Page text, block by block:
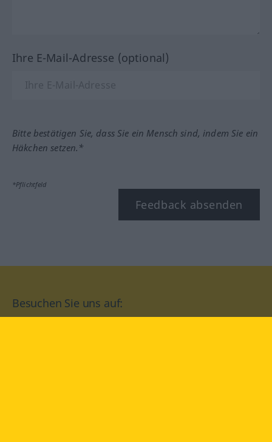
Ihre E-Mail-Adresse (optional)
Bitte bestätigen Sie, dass Sie ein Mensch sind, indem Sie ein
Häkchen setzen.*
*Pflichtfeld
Feedback absenden
Besuchen Sie uns auf: